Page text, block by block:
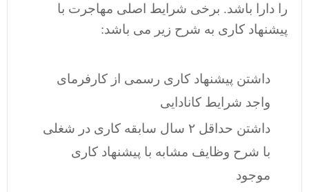
را دارا باشد. برخی شرایط اصلی مهاجرت با
پیشنهاد کاری به شرح زیر می باشد:
داشتن پیشنهاد کاری رسمی از کارفرمای
واجد شرایط کانادایی
داشتن حداقل ۲ سال سابقه کاری در شغلی
با شرح وظایف مشابه با پیشنهاد کاری
موجود